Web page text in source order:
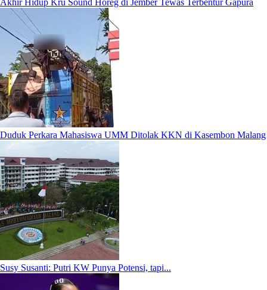
Duduk Perkara Mahasiswa UMM Ditolak KKN di Kasembon Malang
Susy Susanti: Putri KW Punya Potensi, tapi...